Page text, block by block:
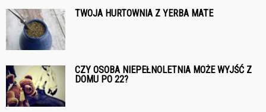
TWOJA HURTOWNIA Z YERBA MATE
CZY OSOBA NIEPEŁNOLETNIA MOŻE WYJŚĆ Z
DOMU PO 22?